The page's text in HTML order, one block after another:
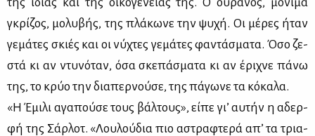
γκρί­ζος, μο­λυ­βής, της πλά­κω­νε την ψυ­χή. Οι μέ­ρες ήταν
γε­μά­τες σκιές και οι νύ­χτες γε­μά­τες φα­ντά­σμα­τα. Όσο ζε­
στά κι αν ντυ­νό­ταν, όσα σκε­πά­σμα­τα κι αν έρι­χνε πά­νω
της, το κρύο την δια­περ­νού­σε, της πά­γω­νε τα κό­κα­λα.
«Η Έμι­λι αγα­πού­σε τους βάλ­τους», εί­πε γι’ αυ­τήν η αδερ­
φή της Σάρ­λοτ. «Λου­λού­δια πιο αστρα­φτε­ρά απ’ τα τρια­